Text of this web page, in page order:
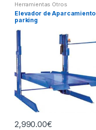
Herramientas Otros
Elevador de Aparcamiento
parking
2,990.00€